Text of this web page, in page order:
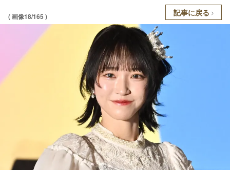
( 画像18/165 ) 記事に戻る